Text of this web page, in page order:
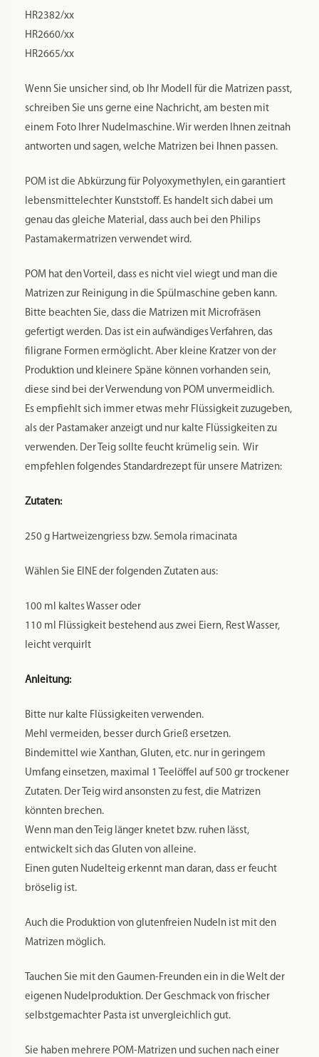
HR2382/xx
HR2660/xx
HR2665/xx
Wenn Sie unsicher sind, ob Ihr Modell für die Matrizen passt,
schreiben Sie uns gerne eine Nachricht, am besten mit
einem Foto Ihrer Nudelmaschine. Wir werden Ihnen zeitnah
antworten und sagen, welche Matrizen bei Ihnen passen.
POM ist die Abkürzung für Polyoxymethylen, ein garantiert
lebensmittelechter Kunststoff. Es handelt sich dabei um
genau das gleiche Material, dass auch bei den Philips
Pastamakermatrizen verwendet wird.
POM hat den Vorteil, dass es nicht viel wiegt und man die
Matrizen zur Reinigung in die Spülmaschine geben kann.
Bitte beachten Sie, dass die Matrizen mit Microfräsen
gefertigt werden. Das ist ein aufwändiges Verfahren, das
filigrane Formen ermöglicht. Aber kleine Kratzer von der
Produktion und kleinere Späne können vorhanden sein,
diese sind bei der Verwendung von POM unvermeidlich.
Es empfiehlt sich immer etwas mehr Flüssigkeit zuzugeben,
als der Pastamaker anzeigt und nur kalte Flüssigkeiten zu
verwenden. Der Teig sollte feucht krümelig sein. Wir
empfehlen folgendes Standardrezept für unsere Matrizen:
Zutaten:
250 g Hartweizengriess bzw. Semola rimacinata
Wählen Sie EINE der folgenden Zutaten aus:
100 ml kaltes Wasser oder
110 ml Flüssigkeit bestehend aus zwei Eiern, Rest Wasser,
leicht verquirlt
Anleitung:
Bitte nur kalte Flüssigkeiten verwenden.
Mehl vermeiden, besser durch Grieß ersetzen.
Bindemittel wie Xanthan, Gluten, etc. nur in geringem
Umfang einsetzen, maximal 1 Teelöffel auf 500 gr trockener
Zutaten. Der Teig wird ansonsten zu fest, die Matrizen
könnten brechen.
Wenn man den Teig länger knetet bzw. ruhen lässt,
entwickelt sich das Gluten von alleine.
Einen guten Nudelteig erkennt man daran, dass er feucht
bröselig ist.
Auch die Produktion von glutenfreien Nudeln ist mit den
Matrizen möglich.
Tauchen Sie mit den Gaumen-Freunden ein in die Welt der
eigenen Nudelproduktion. Der Geschmack von frischer
selbstgemachter Pasta ist unvergleichlich gut.
Sie haben mehrere POM-Matrizen und suchen nach einer